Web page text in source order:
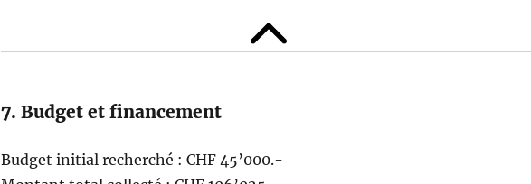
7. Budget et financement
Budget initial recherché : CHF 45’000.-